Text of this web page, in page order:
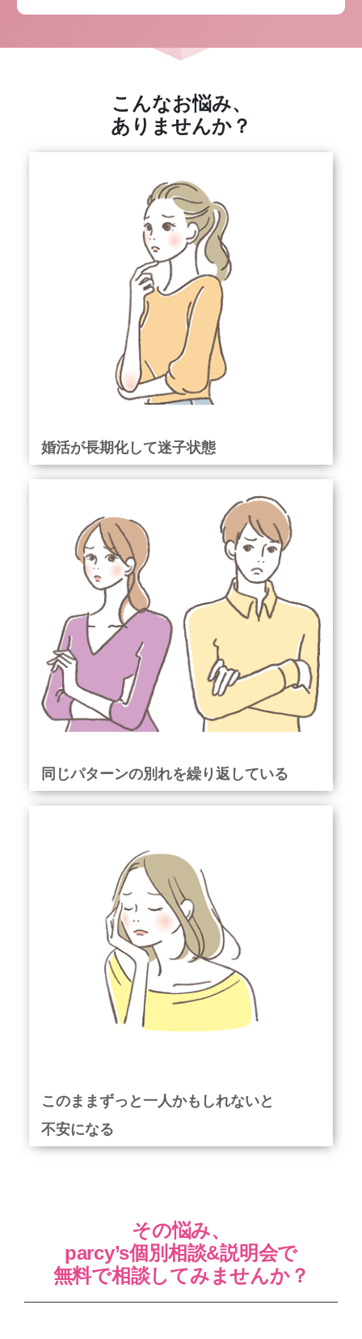
こんなお悩み、
ありませんか？
婚活が長期化して迷子状態
同じパターンの別れを繰り返している
このままずっと一人かもしれないと
不安になる
その悩み、
parcy’s個別相談&説明会で
無料で相談してみませんか？